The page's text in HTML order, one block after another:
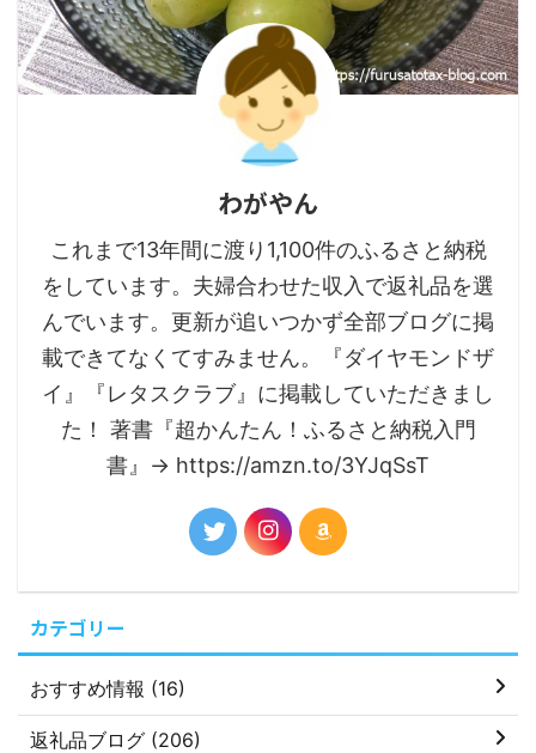
わがやん
これまで13年間に渡り1,100件のふるさと納税
をしています。夫婦合わせた収入で返礼品を選
んでいます。更新が追いつかず全部ブログに掲
載できてなくてすみません。『ダイヤモンドザ
イ』『レタスクラブ』に掲載していただきまし
た！ 著書『超かんたん！ふるさと納税入門
書』→ https://amzn.to/3YJqSsT
カテゴリー
おすすめ情報 (16)
返礼品ブログ (206)